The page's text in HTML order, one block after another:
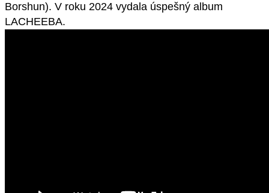
Borshun). V roku 2024 vydala úspešný album
LACHEEBA.